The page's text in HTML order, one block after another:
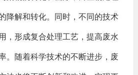
降解和转化。同时，不同的技术
，形成复合处理工艺，提高废水
。随着科学技术的不断进步，废